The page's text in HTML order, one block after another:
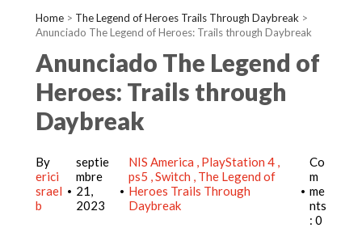
Home > The Legend of Heroes Trails Through Daybreak >
Anunciado The Legend of Heroes: Trails through Daybreak
Anunciado The Legend of
Heroes: Trails through
Daybreak
By
erici
srael
b
•
septie
mbre
21,
2023
•
NIS America
PlayStation 4
ps5 Switch
The Legend of
Heroes Trails Through
Daybreak
•
Co
m
me
nts
: 0